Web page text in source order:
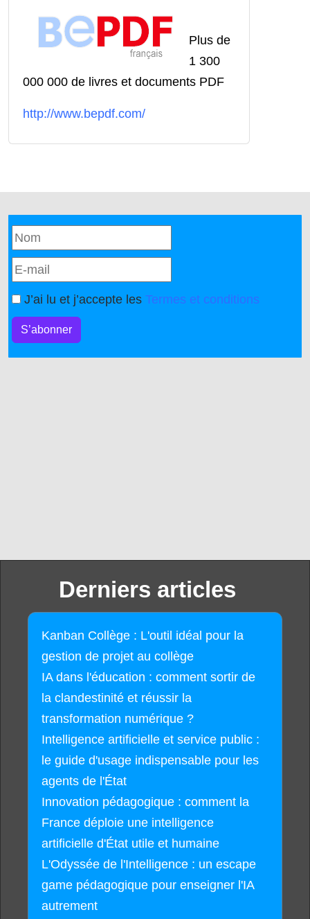
Plus de
1 300
000 000 de livres et documents PDF
http://www.bepdf.com/
J’ai lu et j’accepte les Termes et conditions
S’abonner
Derniers articles
Kanban Collège : L'outil idéal pour la
gestion de projet au collège
IA dans l'éducation : comment sortir de
la clandestinité et réussir la
transformation numérique ?
Intelligence artificielle et service public :
le guide d'usage indispensable pour les
agents de l'État
Innovation pédagogique : comment la
France déploie une intelligence
artificielle d'État utile et humaine
L'Odyssée de l'Intelligence : un escape
game pédagogique pour enseigner l'IA
autrement